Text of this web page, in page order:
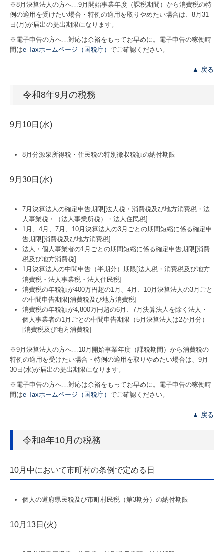
※8月決算法人の方へ…9月開始事業年度（課税期間）から消費税の特
例の適用を受けたい場合・特例の適用を取りやめたい場合は、8月31
日(月)が届出の提出期限になります。
※電子申告の方へ…対応は余裕をもってお早めに。電子申告の稼働時
間はe-Taxホームページ（国税庁） でご確認ください。
▲ 戻る
令和8年9月の税務
9月10日(水)
8月分源泉所得税・住民税の特別徴収税額の納付期限
9月30日(水)
7月決算法人の確定申告期限[法人税・消費税及び地方消費税・法
人事業税・（法人事業所税）・法人住民税]
1月、4月、7月、10月決算法人の3月ごとの期間短縮に係る確定申
告期限[消費税及び地方消費税]
法人・個人事業者の1月ごとの期間短縮に係る確定申告期限[消費
税及び地方消費税]
1月決算法人の中間申告（半期分）期限[法人税・消費税及び地方
消費税・法人事業税・法人住民税]
消費税の年税額が400万円超の1月、4月、10月決算法人の3月ごと
の中間申告期限[消費税及び地方消費税]
消費税の年税額が4,800万円超の6月、7月決算法人を除く法人・
個人事業者の1月ごとの中間申告期限（5月決算法人は2か月分）
[消費税及び地方消費税]
※9月決算法人の方へ…10月開始事業年度（課税期間）から消費税の
特例の適用を受けたい場合・特例の適用を取りやめたい場合は、9月
30日(水)が届出の提出期限になります。
※電子申告の方へ…対応は余裕をもってお早めに。電子申告の稼働時
間はe-Taxホームページ（国税庁） でご確認ください。
▲ 戻る
令和8年10月の税務
10月中において市町村の条例で定める日
個人の道府県民税及び市町村民税（第3期分）の納付期限
10月13日(火)